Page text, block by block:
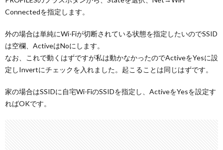
Connectedを指定します。
外の場合は単純にWi-Fiが切断されている状態を指定したいのでSSID
は空欄、ActiveはNoにします。
なお、これで動くはずですが私は動かなかったのでActiveをYesに設
定しInvertにチェックを入れました。起こることは同じはずです。
家の場合はSSIDに自宅Wi-FiのSSIDを指定し、ActiveをYesを設定す
ればOKです。